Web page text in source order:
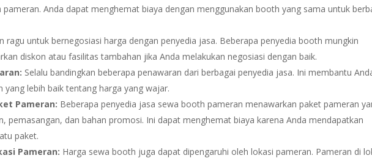
pameran. Anda dapat menghemat biaya dengan menggunakan booth yang sama untuk
ragu untuk bernegosiasi harga dengan penyedia jasa. Beberapa penyedia booth mungkin
diskon atau fasilitas tambahan jika Anda melakukan negosiasi dengan baik.
Selalu bandingkan beberapa penawaran dari berbagai penyedia jasa. Ini membantu
yang lebih baik tentang harga yang wajar.
Pameran: Beberapa penyedia jasa sewa booth pameran menawarkan paket pameran
pemasangan, dan bahan promosi. Ini dapat menghemat biaya karena Anda mendapatkan
paket.
Pameran: Harga sewa booth juga dapat dipengaruhi oleh lokasi pameran. Pameran di